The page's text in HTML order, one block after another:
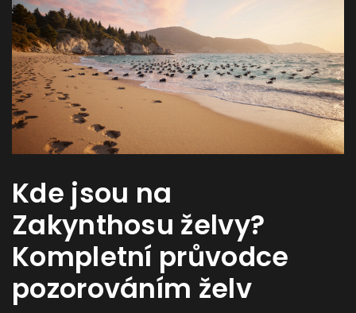
Kde jsou na
Zakynthosu želvy?
Kompletní průvodce
pozorováním želv